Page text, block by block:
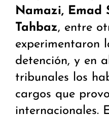
Namazi, Emad
Tahbaz, entre
experimentaron
detención, y en
tribunales los
cargos que
internacionales.